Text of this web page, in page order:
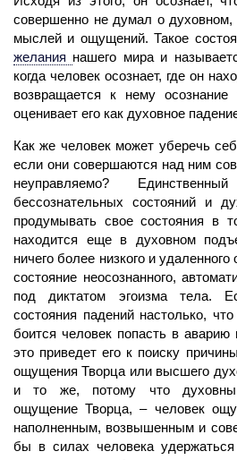
совершенно не думал о
мыслей и ощущений. Такое
желания нашего мира и
когда человек осознает, где он
возвращается к нему
оценивает его как духовное
Как же человек может уберечь
если они совершаются над ним
неуправляемо?
бессознательных состояний и
продумывать свое состояния в
находится еще в духовном
ничего более низкого и
состояние неосознанного,
под диктатом эгоизма тела.
состояния падений настолько,
боится человек попасть в аварию
это приведет его к поиску
ощущения Творца или высшего
и то же, потому что
ощущение Творца, – человек
наполненным, возвышенным и
бы в силах человека